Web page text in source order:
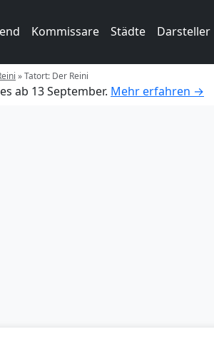
Kommissare Städte Darsteller
»Tatort: Der Reini
ab 13 September. Mehr erfahren →